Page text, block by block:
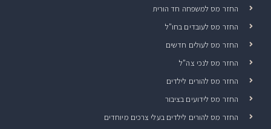
החזר מס למשפחה חד הורית
החזר מס לעובדים בחו"ל
החזר מס לעולים חדשים
החזר מס לנכי צה"ל
החזר מס להורים לילדים
החזר מס לידועים בציבור
החזר מס להורים לילדים בעלי צרכים מיוחדים